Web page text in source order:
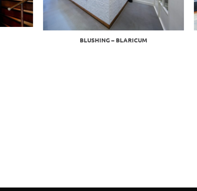
BLUSHING – BLARICUM